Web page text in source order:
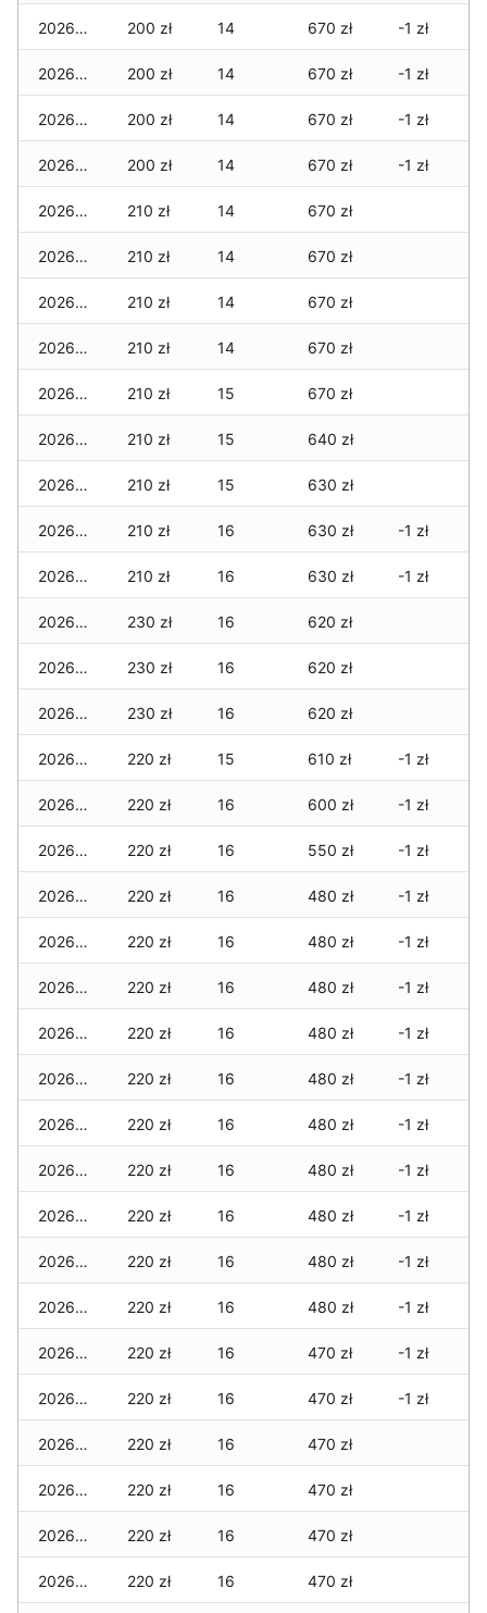
2026-06-02 200 zł 14 670 zł -1 zł
2026-06-01 200 zł 14 670 zł -1 zł
2026-05-31 200 zł 14 670 zł -1 zł
2026-05-30 200 zł 14 670 zł -1 zł
2026-05-29 210 zł 14 670 zł
2026-05-28 210 zł 14 670 zł
2026-05-27 210 zł 14 670 zł
2026-05-26 210 zł 14 670 zł
2026-05-25 210 zł 15 670 zł
2026-05-24 210 zł 15 640 zł
2026-05-23 210 zł 15 630 zł
2026-05-22 210 zł 16 630 zł -1 zł
2026-05-21 210 zł 16 630 zł -1 zł
2026-05-20 230 zł 16 620 zł
2026-05-19 230 zł 16 620 zł
2026-05-18 230 zł 16 620 zł
2026-05-17 220 zł 15 610 zł -1 zł
2026-05-16 220 zł 16 600 zł -1 zł
2026-05-15 220 zł 16 550 zł -1 zł
2026-05-14 220 zł 16 480 zł -1 zł
2026-05-13 220 zł 16 480 zł -1 zł
2026-05-12 220 zł 16 480 zł -1 zł
2026-05-09 220 zł 16 480 zł -1 zł
2026-05-08 220 zł 16 480 zł -1 zł
2026-05-07 220 zł 16 480 zł -1 zł
2026-05-06 220 zł 16 480 zł -1 zł
2026-05-05 220 zł 16 480 zł -1 zł
2026-05-04 220 zł 16 480 zł -1 zł
2026-05-03 220 zł 16 480 zł -1 zł
2026-05-02 220 zł 16 470 zł -1 zł
2026-05-01 220 zł 16 470 zł -1 zł
2026-04-30 220 zł 16 470 zł
2026-04-29 220 zł 16 470 zł
2026-04-28 220 zł 16 470 zł
2026-04-27 220 zł 16 470 zł